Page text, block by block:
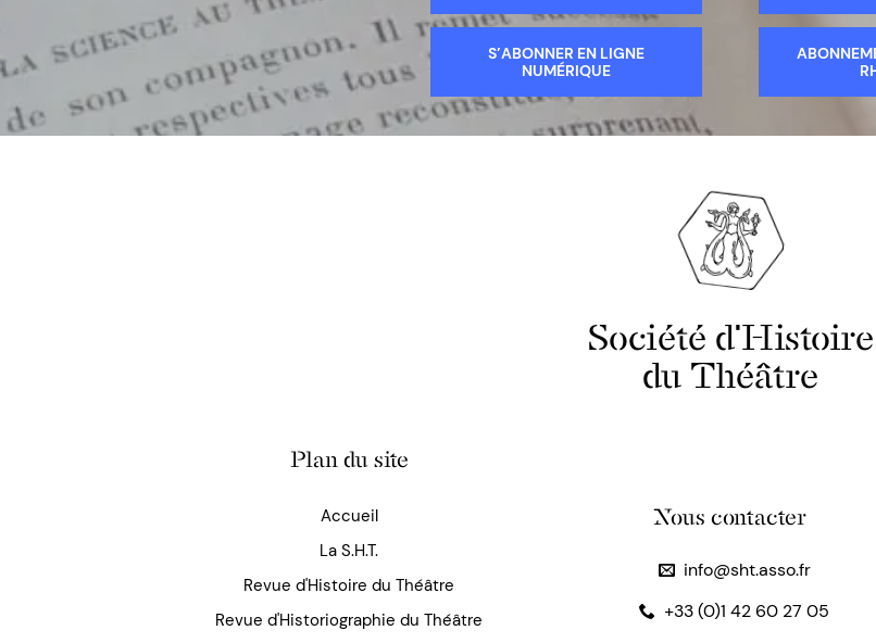
S’ABONNER EN LIGNE
NUMÉRIQUE
Société d'Histoire
du Théâtre
Plan du site
Accueil
La S.H.T.
Revue d'Histoire du Théâtre
Revue d'Historiographie du Théâtre
Nous contacter
info@sht.asso.fr
+33 (0)1 42 60 27 05